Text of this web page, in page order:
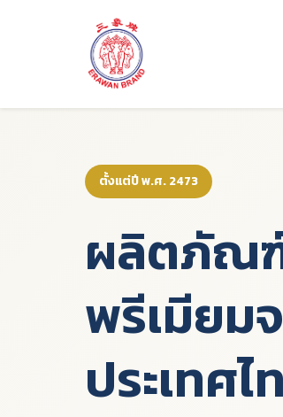
ตั้งแต่ปี พ.ศ. 2473
ผลิตภัณ
พรีเมียม
ประเทศไ